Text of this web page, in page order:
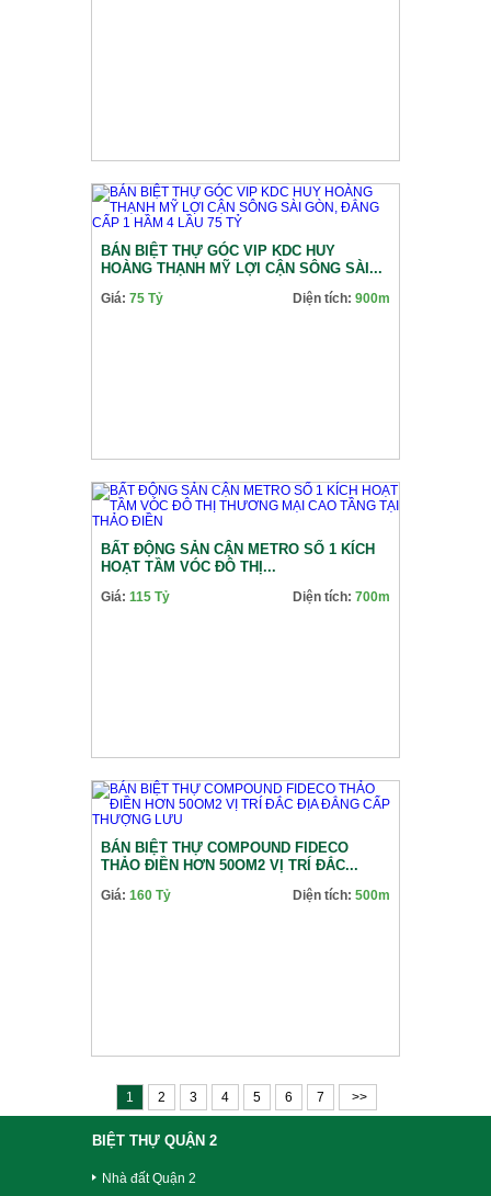
BÁN BIỆT THỰ GÓC VIP KDC HUY
HOÀNG THẠNH MỸ LỢI CẬN SÔNG SÀI...
Giá: 75 Tỷ Diện tích: 900m
BẤT ĐỘNG SẢN CẬN METRO SỐ 1 KÍCH
HOẠT TẦM VÓC ĐÔ THỊ...
Giá: 115 Tỷ Diện tích: 700m
BÁN BIỆT THỰ COMPOUND FIDECO
THẢO ĐIỀN HƠN 50OM2 VỊ TRÍ ĐẮC...
Giá: 160 Tỷ Diện tích: 500m
1 2 3 4 5 6 7 >>
BIỆT THỰ QUẬN 2
Nhà đất Quận 2